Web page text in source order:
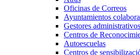
Oficinas de Correos
Ayuntamientos
Gestores administrativos
Centros de
Autoescuelas
Centros de